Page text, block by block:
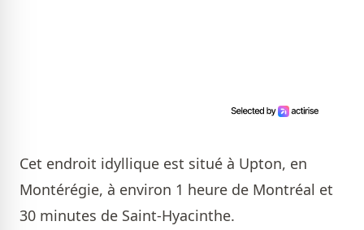
Cet endroit idyllique est situé à Upton, en
Montérégie, à environ 1 heure de Montréal et
30 minutes de Saint-Hyacinthe.